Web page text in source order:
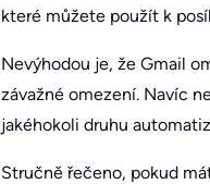
které můžete použít k
Nevýhodou je, že Gmail
závažné omezení. Navíc
jakéhokoli druhu
Stručně řečeno, pokud